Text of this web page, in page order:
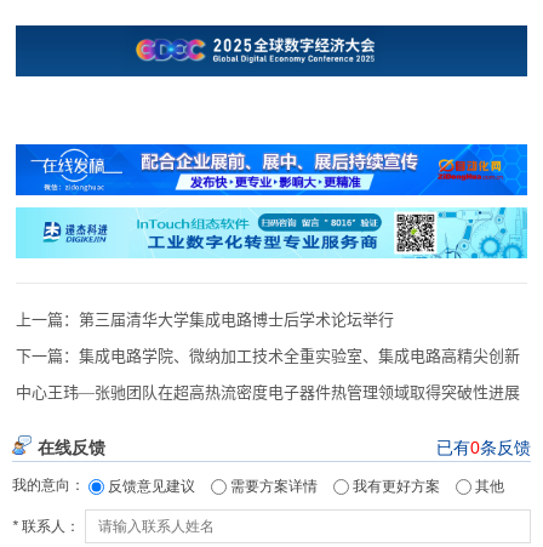
上一篇：第三届清华大学集成电路博士后学术论坛举行
下一篇：集成电路学院、微纳加工技术全重实验室、集成电路高精尖创新
中心王玮—张驰团队在超高热流密度电子器件热管理领域取得突破性进展